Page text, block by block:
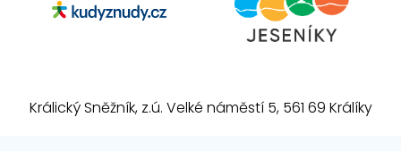
Králický Sněžník, z.ú. Velké náměstí 5, 561 69 Králíky